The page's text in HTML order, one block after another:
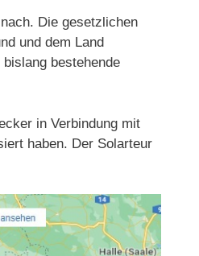
Die gesetzlichen
und dem Land
bestehende
in Verbindung mit
haben. Der Solarteur